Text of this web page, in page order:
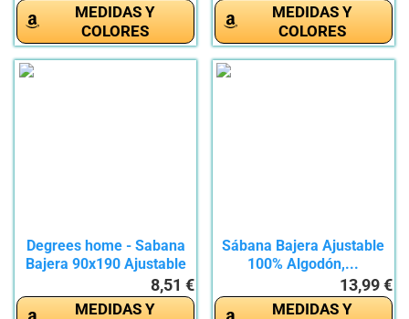
MEDIDAS Y
COLORES
MEDIDAS Y
COLORES
Degrees home - Sabana
Bajera 90x190 Ajustable
8,51 €
MEDIDAS Y
Sábana Bajera Ajustable
100% Algodón,...
13,99 €
MEDIDAS Y